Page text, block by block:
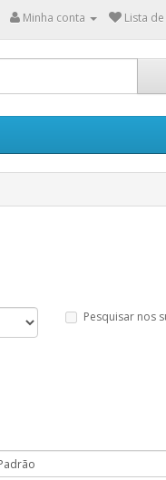
Minha conta Lista
Pesquisar nos